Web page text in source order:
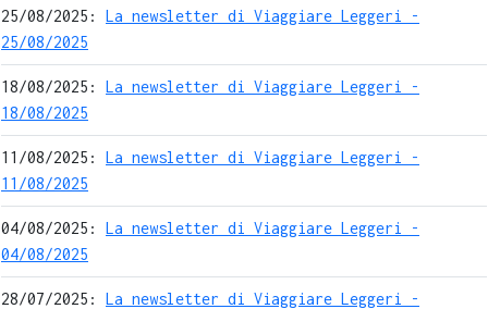
25/08/2025: La newsletter di Viaggiare Leggeri -
25/08/2025
18/08/2025: La newsletter di Viaggiare Leggeri -
18/08/2025
11/08/2025: La newsletter di Viaggiare Leggeri -
11/08/2025
04/08/2025: La newsletter di Viaggiare Leggeri -
04/08/2025
28/07/2025: La newsletter di Viaggiare Leggeri -